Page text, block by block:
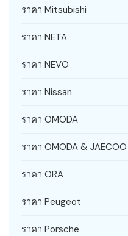
ราคา Mitsubishi
ราคา NETA
ราคา NEVO
ราคา Nissan
ราคา OMODA
ราคา OMODA & JAECOO
ราคา ORA
ราคา Peugeot
ราคา Porsche